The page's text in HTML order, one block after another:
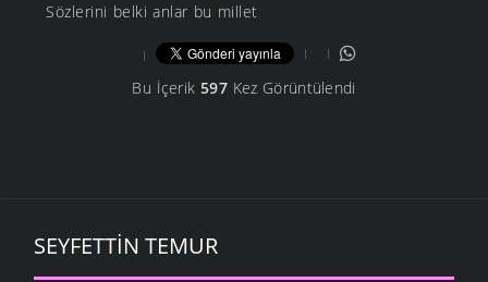
Sözlerini belki anlar bu millet
Bu İçerik 597Kez Görüntülendi
SEYFETTIN TEMUR